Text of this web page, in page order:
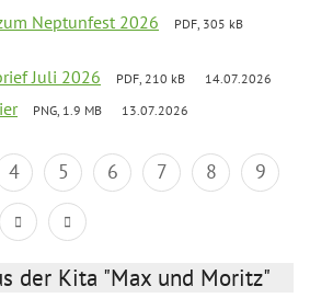
Neptunfest 2026
PDF, 305 kB
Juli 2026 PDF, 210 kB 14.07.2026
PNG, 1.9 MB 13.07.2026
4 5 6 7 8
9
der Kita "Max und Moritz"